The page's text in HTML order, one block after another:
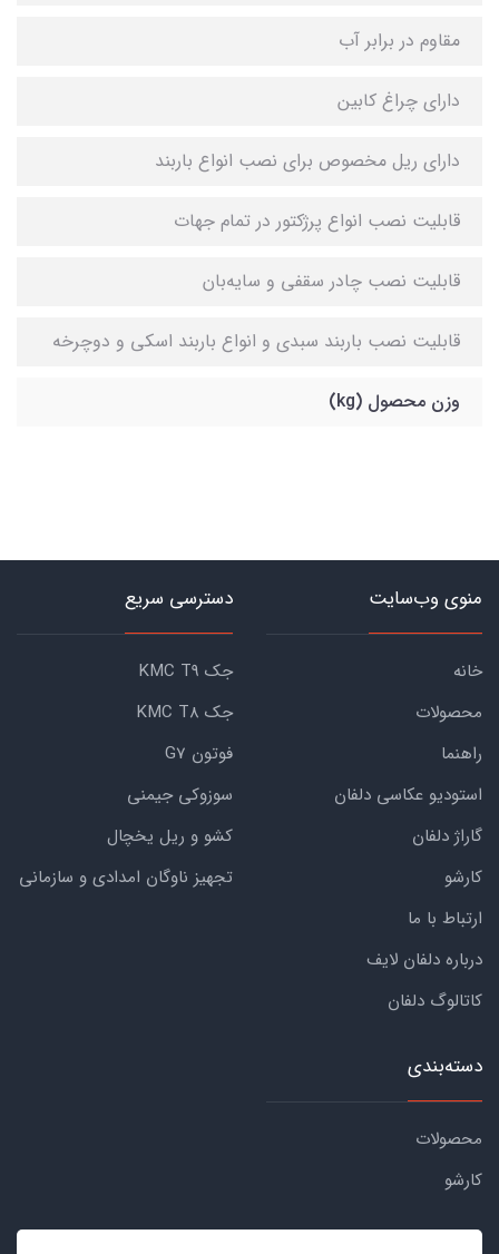
مقاوم در برابر آب
دارای چراغ کابین
دارای ریل مخصوص برای نصب انواع باربند
قابلیت نصب انواع پرژکتور در تمام جهات
قابلیت نصب چادر سقفی و سایه‌بان
قابلیت نصب باربند سبدی و انواع باربند اسکی و دوچرخه
وزن محصول (kg)
منوی وب‌سایت
خانه
محصولات
راهنما
استودیو عکاسی دلفان
گاراژ دلفان
کارشو
ارتباط با ما
درباره دلفان لایف
کاتالوگ دلفان
دسترسی سریع
جک KMC T9
جک KMC T8
فوتون G7
سوزوکی جیمنی
کشو و ریل یخچال
تجهیز ناوگان امدادی و سازمانی
دسته‌بندی
محصولات
کارشو